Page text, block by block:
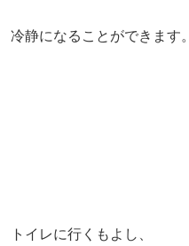
冷静になることができます。
トイレに行くもよし、